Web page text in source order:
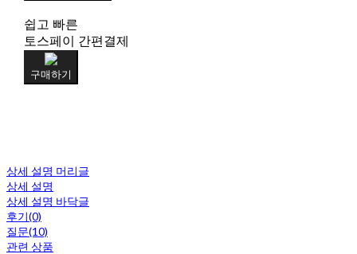
쉽고 빠른
토스페이 간편결제
구매하기
상세 설명 머리글
상세 설명
상세 설명 바닥글
후기(0)
질문(10)
관련 상품